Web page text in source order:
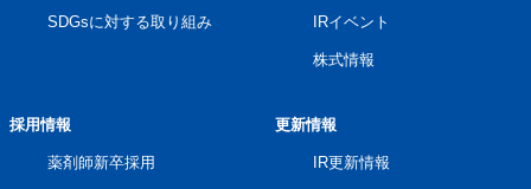
SDGsに対する取り組み IRイベント
株式情報
採用情報
薬剤師新卒採用
更新情報
IR更新情報